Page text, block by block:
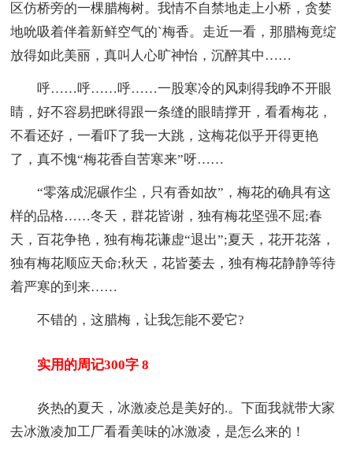
区仿桥旁的一棵腊梅树。我情不自禁地走上小桥，贪婪
地吮吸着伴着新鲜空气的`梅香。走近一看，那腊梅竟绽
放得如此美丽，真叫人心旷神怡，沉醉其中……
呼……呼……呼……一股寒冷的风刺得我睁不开眼
睛，好不容易把眯得跟一条缝的眼睛撑开，看看梅花，
不看还好，一看吓了我一大跳，这梅花似乎开得更艳
了，真不愧“梅花香自苦寒来”呀……
“零落成泥碾作尘，只有香如故”，梅花的确具有这
样的品格……冬天，群花皆谢，独有梅花坚强不屈;春
天，百花争艳，独有梅花谦虚“退出”;夏天，花开花落，
独有梅花顺应天命;秋天，花皆萎去，独有梅花静静等待
着严寒的到来……
不错的，这腊梅，让我怎能不爱它?
实用的周记300字 8
炎热的夏天，冰激凌总是美好的.。下面我就带大家
去冰激凌加工厂看看美味的冰激凌，是怎么来的！